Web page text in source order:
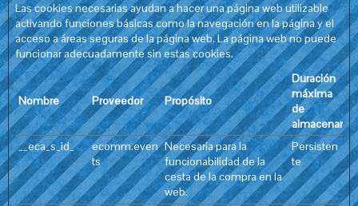
Las cookies necesarias ayudan a hacer una página web utilizable
activando funciones básicas como la navegación en la página y el
acceso a áreas seguras de la página web. La página web no puede
funcionar adecuadamente sin estas cookies.
Nombre Proveedor Propósito
Duración
máxima
de
__eca_s_id_
ecomm.even
ts
Necesaria para la
funcionabilidad de la
cesta de la compra en la
web.
Persisten
te